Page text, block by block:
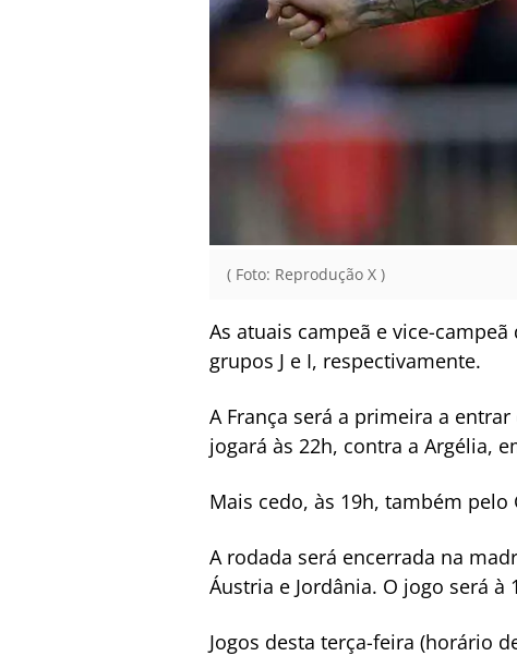
( Foto: Reprodução X )
As atuais campeã e vice-
grupos J e I, respectivamente.
A França será a primeira a
jogará às 22h, contra a Argélia,
Mais cedo, às 19h, também
A rodada será encerrada na
Áustria e Jordânia. O jogo será à
Jogos desta terça-feira (horário